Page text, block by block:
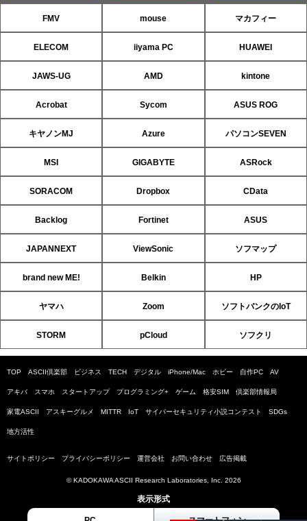
FMV mouse マカフィー
ELECOM iiyama PC HUAWEI
JAWS-UG AMD kintone
Acrobat Sycom ASUS ROG
キヤノンMJ Azure パソコンSEVEN
MSI GIGABYTE ASRock
SORACOM Dropbox CData
Backlog Fortinet ASUS
JAPANNEXT ViewSonic ソフマップ
brand new ME! Belkin HP
ヤマハ Zoom ソフトバンクのIoT
STORM pCloud ソフクリ
TOP ASCII倶楽部 ビジネス TECH デジタル iPhone/Mac ホビー 自作PC AV
アキバ スマホ スタートアップ プログラミング+ ゲーム 格安SIM 倶楽部情報局
家電ASCII アスキーグルメ MITTR IoT サイバーセキュリティ小説コンテスト SDGs
地方活性
サイトポリシー プライバシーポリシー 運営会社 お問い合わせ 広告掲載
© KADOKAWA ASCII Research Laboratories, Inc. 2026
表示形式